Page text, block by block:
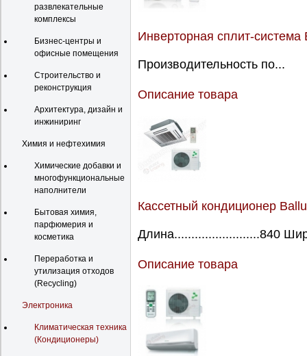
развлекательные
комплексы
Бизнес-центры и
офисные помещения
Строительство и
реконструкция
Архитектура, дизайн и
инжиниринг
Химия и нефтехимия
Химические добавки и
многофункциональные
наполнители
Бытовая химия,
парфюмерия и
косметика
Переработка и
утилизация отходов
(Recycling)
Электроника
Климатическая техника
(Кондиционеры)
Инверторная сплит-
Производительность по...
Описание товара
Кассетный кондиционер
Длина.........................840
Описание товара